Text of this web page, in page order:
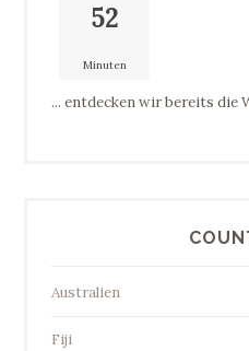
52
Minuten
... entdecken wir bereits die
Australien
Fiji